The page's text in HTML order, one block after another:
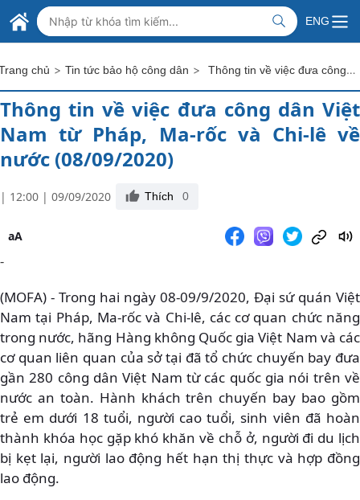
Skip to Main Content
BỘ NGOẠI GIAO VIỆT NAM
MINISTRY OF FOREIGN AFFAIRS
ENG
chủ > Tin tức bảo hộ công dân > Thông tin về việc đưa công dân Việt Nam từ Pháp, Ma-rốc và Chi-lê về nước (08/09/2020)
Thông tin về việc đưa công dân Việt
Nam từ Pháp, Ma-rốc và Chi-lê về
nước (08/09/2020)
| 12:00 | 09/09/2020 Thích 0
aA
-
(MOFA) - Trong hai ngày 08-09/9/2020, Đại sứ quán Việt
Nam tại Pháp, Ma-rốc và Chi-lê, các cơ quan chức năng
trong nước, hãng Hàng không Quốc gia Việt Nam và các
cơ quan liên quan của sở tại đã tổ chức chuyến bay đưa
gần 280 công dân Việt Nam từ các quốc gia nói trên về
nước an toàn. Hành khách trên chuyến bay bao gồm
trẻ em dưới 18 tuổi, người cao tuổi, sinh viên đã hoàn
thành khóa học gặp khó khăn về chỗ ở, người đi du lịch
bị kẹt lại, người lao động hết hạn thị thực và hợp đồng
lao động.